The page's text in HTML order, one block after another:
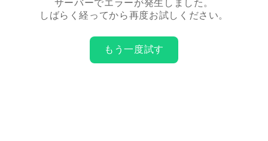
サーバーでエラーが発生しました。
しばらく経ってから再度お試しください。
もう一度試す